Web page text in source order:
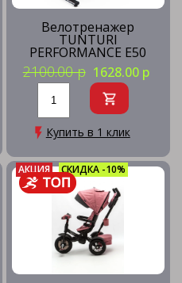
Велотренажер
TUNTURI
PERFORMANCE E50
2100.00 р 1628.00 р
Купить в 1 клик
АКЦИЯ СКИДКА -10%